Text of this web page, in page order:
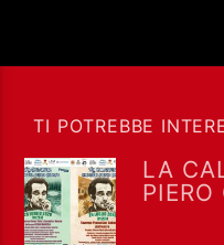
TI POTREBBE
LA